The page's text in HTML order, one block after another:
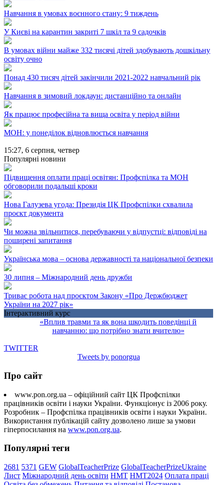
Навчання в умовах воєнного стану: 9 тиждень
У Києві на карантин закриті 7 шкіл та 9 садочків
В умовах війни майже 332 тисячі дітей здобувають дошкільну
освіту очно
Понад 430 тисяч дітей закінчили 2021-2022 навчальний рік
Навчання в зимовий локдаун: дистанційно та онлайн
Як працює професійна та вища освіта у період війни
МОН: у понеділок відновлюється навчання
15:27, 6 серпня, четвер
Популярні новини
Підвищення оплати праці освітян: Профспілка та МОН
обговорили подальші кроки
Нова Галузева угода: Президія ЦК Профспілки схвалила
проєкт документа
Чи можна звільнитися, перебуваючи у відпустці: відповіді на
поширені запитання
Українська мова – основа державності та національної безпеки
30 липня – Міжнародний день дружби
Триває робота над проєктом Закону «Про Держбюджет
України на 2027 рік»
Інтерактивний курс
«Вплив травми та як вона шкодить поведінці й
навчанню: що потрібно знати вчителю»
TWITTER
Tweets by ponorgua
Про сайт
www.pon.org.ua – офіційний сайт ЦК Профспілки
працівників освіти і науки України. Функціонує із 2006 року.
Розробник – Профспілка працівників освіти і науки України.
Використання публікацій сайту дозволено лише за умови
гіперпосилання на www.pon.org.ua.
Популярні теги
2681 5371 GEW GlobalTeacherPrize GlobalTeacherPrizeUkraine
Лист Міжнародний день освіти НМТ НМТ2024 Оплата праці